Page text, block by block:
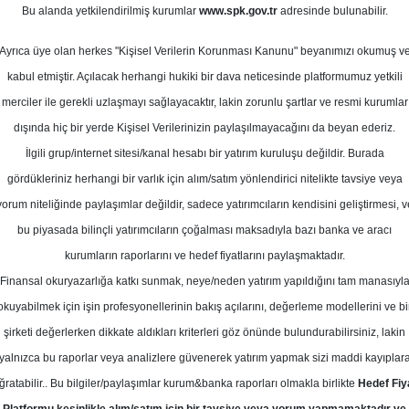
2024
Potansiyeli
Kurum Sayısı
14 5 6
Perşembe, 29 Ağustos 2024
Yatırım DOAS Hedef Fiyat
Doğuş Otomotiv için hedef
TL'ye düşürdü, tavsiyesini 'TUT'
Bu alanda yetkilendirilmiş kurumlar www.spk.gov.tradresinde bulunabilir.
Ayrıca üye olan herkes "Kişisel Verilerin Korunması Kanunu" beyanımızı okumuş ve
kabul etmiştir. Açılacak herhangi hukiki bir dava neticesinde platformumuz yetkili
merciler ile gerekli uzlaşmayı sağlayacaktır, lakin zorunlu şartlar ve resmi kurumlar
dışında hiç bir yerde Kişisel Verilerinizin paylaşılmayacağını da beyan ederiz.
İlgili grup/internet sitesi/kanal hesabı bir yatırım kuruluşu değildir. Burada
gördükleriniz herhangi bir varlık için alım/satım yönlendirici nitelikte tavsiye veya
niteliğinde paylaşımlar değildir, sadece yatırımcıların kendisini geliştirmesi,
bu piyasada bilinçli yatırımcıların çoğalması maksadıyla bazı banka ve aracı
kurumların raporlarını ve hedef fiyatlarını paylaşmaktadır.
Finansal okuryazarlığa katkı sunmak, neye/neden yatırım yapıldığını tam manasıyla
için işin profesyonellerinin bakış açılarını, değerleme modellerini ve
şirketi değerlerken dikkate aldıkları kriterleri göz önünde bulundurabilirsiniz, lakin
yalnızca bu raporlar veya analizlere güvenerek yatırım yapmak sizi maddi
Bu bilgiler/paylaşımlar kurum&banka raporları olmakla birlikte Hedef